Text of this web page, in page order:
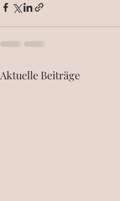
Aktuelle Beiträge